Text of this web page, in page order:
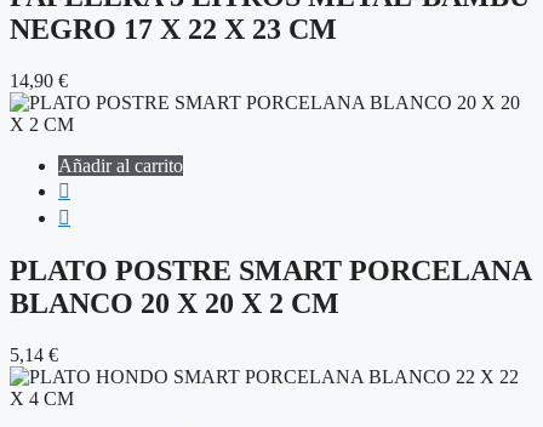
NEGRO 17 X 22 X 23 CM
14,90 €
Añadir al carrito
PLATO POSTRE SMART PORCELANA
BLANCO 20 X 20 X 2 CM
5,14 €